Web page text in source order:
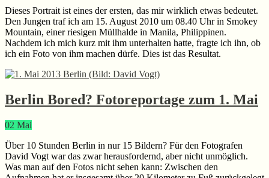
Dieses Portrait ist eines der ersten, das mir wirklich etwas bedeutet.
Den Jungen traf ich am 15. August 2010 um 08.40 Uhr in Smokey
Mountain, einer riesigen Müllhalde in Manila, Philippinen.
Nachdem ich mich kurz mit ihm unterhalten hatte, fragte ich ihn, ob
ich ein Foto von ihm machen dürfe. Dies ist das Resultat.
Berlin Bored? Fotoreportage zum 1. Mai
02 Mai
Über 10 Stunden Berlin in nur 15 Bildern? Für den Fotografen
David Vogt war das zwar herausfordernd, aber nicht unmöglich.
Was man auf den Fotos nicht sehen kann: Zwischen den